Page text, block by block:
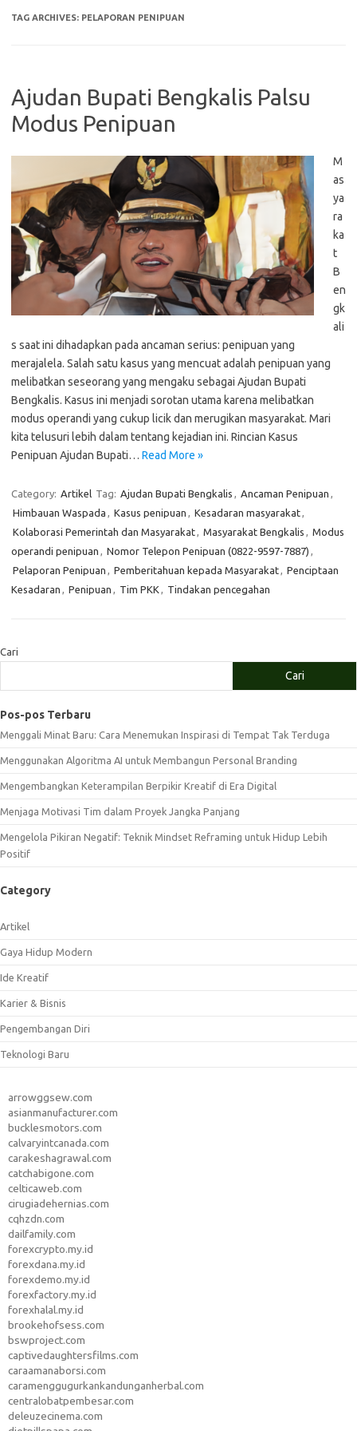
TAG ARCHIVES: PELAPORAN PENIPUAN
Ajudan Bupati Bengkalis Palsu
Modus Penipuan
M
as
ya
ra
ka
t
B
en
gk
ali
s saat ini dihadapkan pada ancaman serius: penipuan yang
merajalela. Salah satu kasus yang mencuat adalah penipuan yang
melibatkan seseorang yang mengaku sebagai Ajudan Bupati
Bengkalis. Kasus ini menjadi sorotan utama karena melibatkan
modus operandi yang cukup licik dan merugikan masyarakat. Mari
kita telusuri lebih dalam tentang kejadian ini. Rincian Kasus
Penipuan Ajudan Bupati… Read More »
Category: Artikel Tag: Ajudan Bupati Bengkalis , Ancaman Penipuan ,
Himbauan Waspada , Kasus penipuan , Kesadaran masyarakat,
Kolaborasi Pemerintah dan Masyarakat, Masyarakat Bengkalis , Modus
operandi penipuan , Nomor Telepon Penipuan (0822-9597-7887) ,
Pelaporan Penipuan , Pemberitahuan kepada Masyarakat, Penciptaan
Kesadaran , Penipuan , Tim PKK , Tindakan pencegahan
Cari
Cari
Pos-pos Terbaru
Menggali Minat Baru: Cara Menemukan Inspirasi di Tempat Tak Terduga
Menggunakan Algoritma AI untuk Membangun Personal Branding
Mengembangkan Keterampilan Berpikir Kreatif di Era Digital
Menjaga Motivasi Tim dalam Proyek Jangka Panjang
Mengelola Pikiran Negatif: Teknik Mindset Reframing untuk Hidup Lebih
Positif
Category
Artikel
Gaya Hidup Modern
Ide Kreatif
Karier & Bisnis
Pengembangan Diri
Teknologi Baru
arrowggsew.com
asianmanufacturer.com
bucklesmotors.com
calvaryintcanada.com
carakeshagrawal.com
catchabigone.com
celticaweb.com
cirugiadehernias.com
cqhzdn.com
dailfamily.com
forexcrypto.my.id
forexdana.my.id
forexdemo.my.id
forexfactory.my.id
forexhalal.my.id
brookehofsess.com
bswproject.com
captivedaughtersfilms.com
caraamanaborsi.com
caramenggugurkankandunganherbal.com
centralobatpembesar.com
deleuzecinema.com